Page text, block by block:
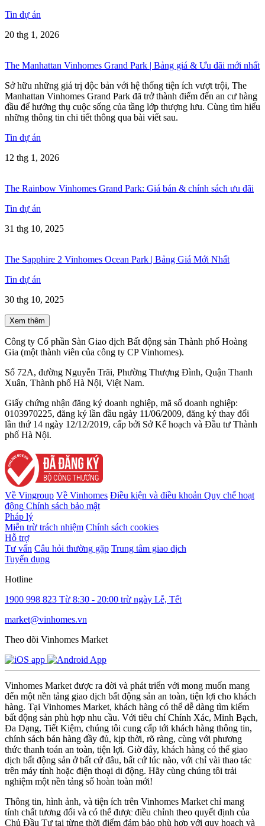
Tin dự án
20 thg 1, 2026
The Manhattan Vinhomes Grand Park | Bảng giá & Ưu đãi mới nhất
Sở hữu những giá trị độc bản với hệ thống tiện ích vượt trội, The
Manhattan Vinhomes Grand Park đã trở thành điểm đến an cư hàng
đầu để hưởng thụ cuộc sống của tầng lớp thượng lưu. Cùng tìm hiểu
những thông tin chi tiết thông qua bài viết sau.
Tin dự án
12 thg 1, 2026
The Rainbow Vinhomes Grand Park: Giá bán & chính sách ưu đãi
Tin dự án
31 thg 10, 2025
The Sapphire 2 Vinhomes Ocean Park | Bảng Giá Mới Nhất
Tin dự án
30 thg 10, 2025
Xem thêm
Công ty Cổ phần Sàn Giao dịch Bất động sản Thành phố Hoàng
Gia (một thành viên của công ty CP Vinhomes).
Số 72A, đường Nguyễn Trãi, Phường Thượng Đình, Quận Thanh
Xuân, Thành phố Hà Nội, Việt Nam.
Giấy chứng nhận đăng ký doanh nghiệp, mã số doanh nghiệp:
0103970225, đăng ký lần đầu ngày 11/06/2009, đăng ký thay đổi
lần thứ 14 ngày 12/12/2019, cấp bởi Sở Kế hoạch và Đầu tư Thành
phố Hà Nội.
Về Vingroup Về Vinhomes Điều kiện và điều khoản Quy chế hoạt
động Chính sách bảo mật
Pháp lý
Miễn trừ trách nhiệm Chính sách cookies
Hỗ trợ
Tư vấn Câu hỏi thường gặp Trung tâm giao dịch
Tuyển dụng
Hotline
1900 998 823 Từ 8:30 - 20:00 trừ ngày Lễ, Tết
market@vinhomes.vn
Theo dõi Vinhomes Market
Vinhomes Market được ra đời và phát triển với mong muốn mang
đến một nền tảng giao dịch bất động sản an toàn, tiện lợi cho khách
hàng. Tại Vinhomes Market, khách hàng có thể dễ dàng tìm kiếm
bất động sản phù hợp nhu cầu. Với tiêu chí Chính Xác, Minh Bạch,
Đa Dạng, Tiết Kiệm, chúng tôi cung cấp tới khách hàng thông tin,
chính sách bán hàng đầy đủ, kịp thời, rõ ràng, cùng với phương
thức thanh toán an toàn, tiện lợi. Giờ đây, khách hàng có thể giao
dịch bất động sản ở bất cứ đâu, bất cứ lúc nào, với chỉ vài thao tác
trên máy tính hoặc điện thoại di động. Hãy cùng chúng tôi trải
nghiệm một nền tảng số hoàn toàn mới!
Thông tin, hình ảnh, và tiện ích trên Vinhomes Market chỉ mang
tính chất tương đối và có thể được điều chỉnh theo quyết định của
Chủ Đầu Tư tại từng thời điểm đảm bảo phù hợp với quy hoạch và